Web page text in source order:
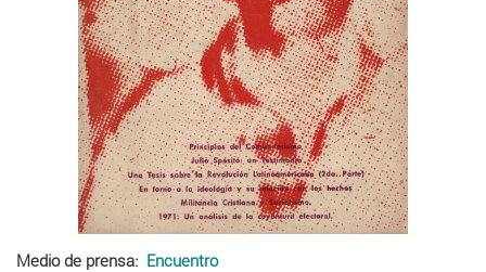
Medio de prensa
Encuentro